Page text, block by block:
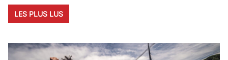
LES PLUS LUS